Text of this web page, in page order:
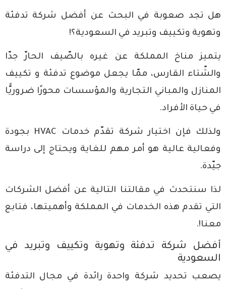
هل تجد صعوبة في البحث عن أفضل شركة تدفئة
وتهوية وتكييف وتبريد في السعودية؟!
يتميز مناخ المملكة عن غيره بالصّيف الحارّ جدّا
والشّتاء القارس، ممّا يجعل موضوع تدفئة و تكييف
المنازل والمباني التجارية والمؤسسات محورًا ضروريًّا
في حياة الأفراد.
ولذلك فإن اختيار شركة تقدّم خدمات HVAC بجودة
وفعالية عالية هو أمر مهم للغاية ويحتاج إلى دراسة
جيّدة.
لذا سنتحدث في مقالتنا التالية عن أفضل الشركات
التي تقدم هذه الخدمات في المملكة وأهميتها، فتابع
معنا!.
أفضل شركة تدفئة وتهوية وتكييف وتبريد في
السعودية
يصعب تحديد شركة واحدة رائدة في مجال التدفئة